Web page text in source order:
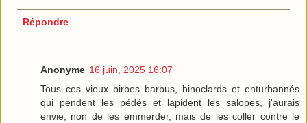
Répondre
Anonyme 16 juin, 2025 16:07
Tous ces vieux birbes barbus, binoclards et enturbannés
qui pendent les pédés et lapident les salopes, j'aurais
envie, non de les emmerder, mais de les coller contre le